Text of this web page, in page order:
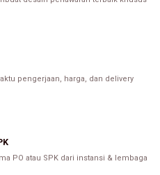
pengerjaan, harga, dan delivery
PO atau SPK dari instansi & lembaga